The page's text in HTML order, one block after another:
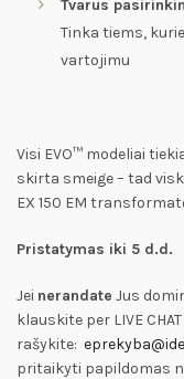
Tvarus
Tinka tiems,
vartojimu
Visi EVO™ modeliai
skirta smeige – tad
EX 150 EM
Pristatymas iki 5 d.d.
Jei nerandate Jus
klauskite per LIVE
rašykite:
pritaikyti papildomas